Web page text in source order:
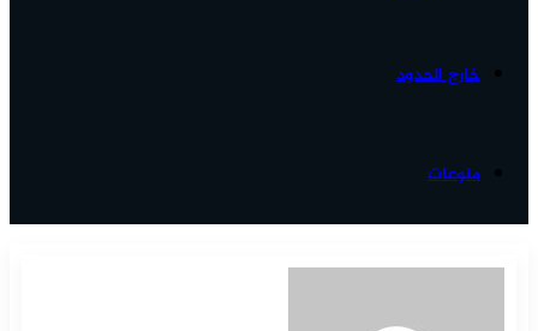
خارج الحدود
منوعات